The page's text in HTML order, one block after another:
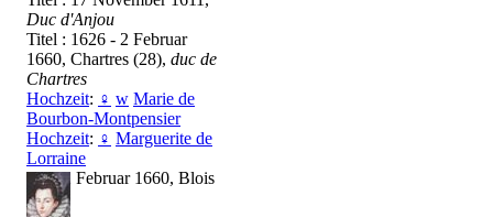
Duc d'Anjou
Titel : 1626 - 2 Februar
1660, Chartres (28), duc de
Chartres
Hochzeit: ♀ w Marie de
Bourbon-Montpensier
Hochzeit: ♀ Marguerite de
Lorraine
Tod: 2 Februar 1660, Blois